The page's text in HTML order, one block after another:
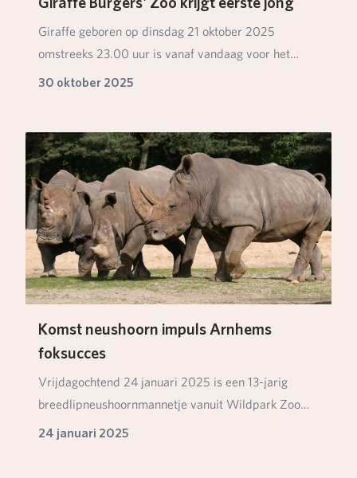
Giraffe geboren op dinsdag 21 oktober 2025
omstreeks 23.00 uur is vanaf vandaag voor het
eerst zicht…
30 oktober 2025
Komst neushoorn impuls Arnhems
foksucces
Vrijdagochtend 24 januari 2025 is een 13-jarig
breedlipneushoornmannetje vanuit Wildpark Zoo
Santo I…
24 januari 2025